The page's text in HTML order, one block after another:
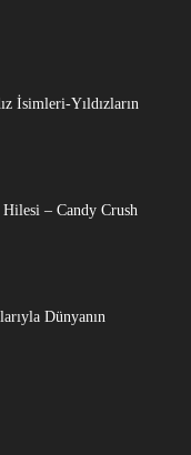
İsimleri-Yıldızların
– Candy Crush
Dünyanın